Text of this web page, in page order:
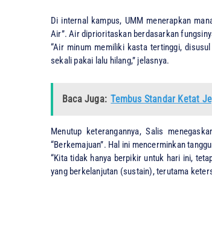
​Di internal kampus, UMM menerapkan
Air”. Air diprioritaskan berdasarkan
​“Air minum memiliki kasta tertinggi,
sekali pakai lalu hilang,” jelasnya.
Baca Juga: Tembus Standar Ketat
​Menutup keterangannya, Salis
“Berkemajuan”. Hal ini mencerminkan
​“Kita tidak hanya berpikir untuk hari ini,
yang berkelanjutan (sustain), terutama